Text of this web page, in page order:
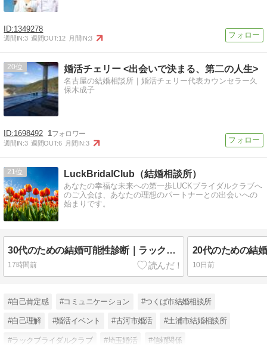
1349278
週間IN:3 週間OUT:12 月間IN:3
20 婚活チェリー <出会いで決まる、第二の人生>
名古屋の結婚相談所｜婚活チェリー代表カウンセラー久
保木成子
1698492 1
週間IN:3 週間OUT:6 月間IN:3
21 LuckBridalClub（結婚相談所）
あなたの幸福な未来への第一歩LUCKブライダルクラブへ
のご入会は、あなたの理想のパートナーとの出会いへの
始まりです。
30代のための結婚可能性診断｜ラックブライダルクラブ
17時間前 10日前
#自己肯定感 #コミュニケーション #つくば市結婚相談所
#自己理解 #婚活イベント #古河市婚活 #土浦市結婚相談所
#ラックブライダルクラブ #埼玉婚活 #信頼関係